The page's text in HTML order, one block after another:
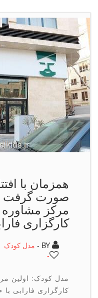
همزمان با افتتاح
صورت گرفت شروع
مركز مشاوره و
كارگزاری فارابی
مدل کودک
مدل کودک: اولین مرکز
کارگزاری فارابی با حضور